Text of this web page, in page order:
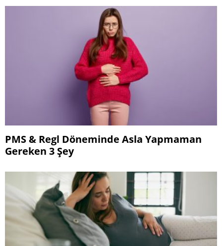
PMS & Regl Döneminde Asla Yapmaman
Gereken 3 Şey